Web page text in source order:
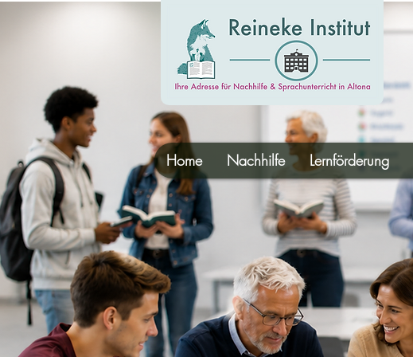
Home Nachhilfe Lernförderung